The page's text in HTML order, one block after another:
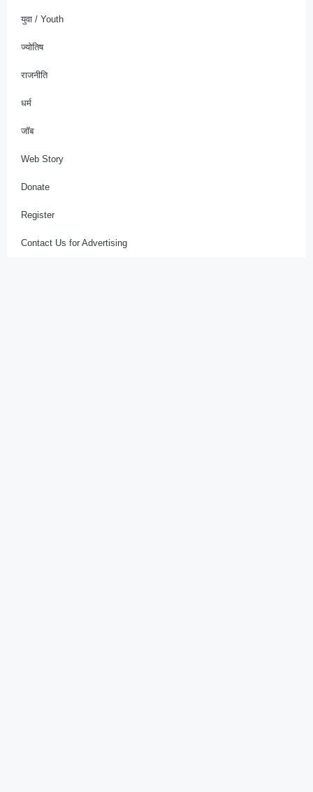
युवा / Youth
ज्योतिष
राजनीति
धर्म
जॉब
Web Story
Donate
Register
Contact Us for Advertising